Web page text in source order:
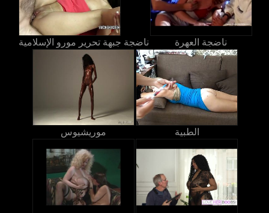
ناضجة جبهة تحرير مورو الإسلامية ناضجة العهرة
موريشيوس الطبية